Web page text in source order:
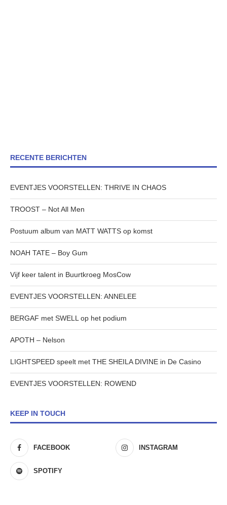
RECENTE BERICHTEN
EVENTJES VOORSTELLEN: THRIVE IN CHAOS
TROOST – Not All Men
Postuum album van MATT WATTS op komst
NOAH TATE – Boy Gum
Vijf keer talent in Buurtkroeg MosCow
EVENTJES VOORSTELLEN: ANNELEE
BERGAF met SWELL op het podium
APOTH – Nelson
LIGHTSPEED speelt met THE SHEILA DIVINE in De Casino
EVENTJES VOORSTELLEN: ROWEND
KEEP IN TOUCH
FACEBOOK INSTAGRAM
SPOTIFY